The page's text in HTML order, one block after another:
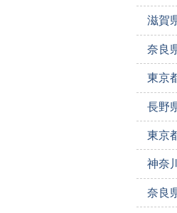
滋賀
奈良
東京
長野
東京
神奈
奈良